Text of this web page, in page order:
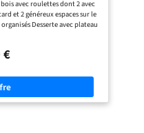
avec roulettes dont 2 avec
et 2 généreux espaces sur le
Desserte avec plateau
plan de travail Dimensions
€